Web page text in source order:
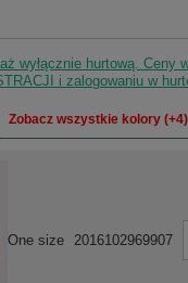
wyłącznie hurtową. Ceny
i zalogowaniu w
Zobacz wszystkie kolory (+4)
One size 2016102969907